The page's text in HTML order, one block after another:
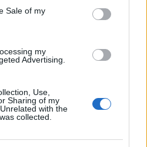
Sale of my
my
Advertising.
Use,
Sharing of my
with the
collected.